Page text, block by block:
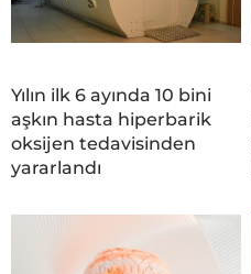
Yılın ilk 6 ayında 10 bini
aşkın hasta hiperbarik
oksijen tedavisinden
yararlandı